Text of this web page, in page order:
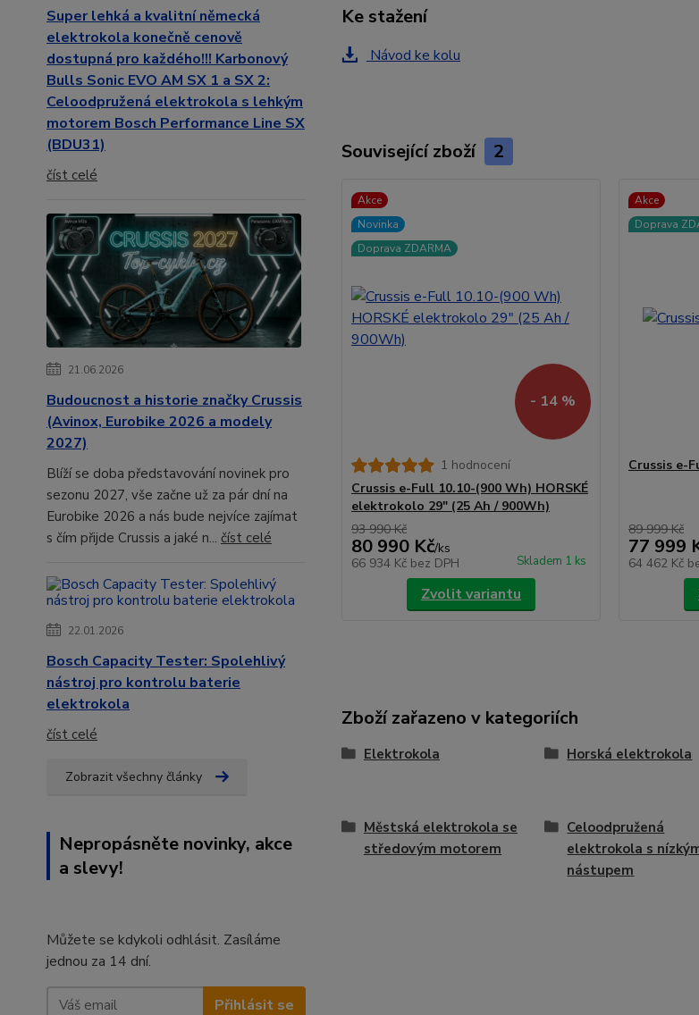
Super lehká a kvalitní německá
elektrokola konečně cenově
dostupná pro každého!!! Karbonový
Bulls Sonic EVO AM SX 1 a SX 2:
Celoodpružená elektrokola s lehkým
motorem Bosch Performance Line SX
(BDU31)
číst celé
21.06.2026
Budoucnost a historie značky Crussis
(Avinox, Eurobike 2026 a modely
2027)
Blíží se doba představování novinek pro
sezonu 2027, vše začne už za pár dní na
Eurobike 2026 a nás bude nejvíce zajímat
s čím přijde Crussis a jaké n... číst celé
22.01.2026
Bosch Capacity Tester: Spolehlivý
nástroj pro kontrolu baterie
elektrokola
číst celé
Zobrazit všechny články
Nepropásněte novinky, akce
a slevy!
Můžete se kdykoli odhlásit. Zasíláme
jednou za 14 dní.
Přihlásit se
Ke stažení
Návod ke kolu
Související zboží 2
Akce
Novinka
Doprava ZDARMA
- 14 %
1 hodnocení
Crussis e-Full 10.10-(900 Wh) HORSKÉ
elektrokolo 29" (25 Ah / 900Wh)
93 990 Kč
80 990 Kč/ks
66 934 Kč bez DPH Skladem 1 ks
Zvolit variantu
Akce
Doprava
Crussis e-
89 999 Kč
77 999
64 462 Kč
Zboží zařazeno v kategoriích
Elektrokola Horská elektrokola
Městská elektrokola se
středovým motorem
Celoodpružená
elektrokola s
nástupem